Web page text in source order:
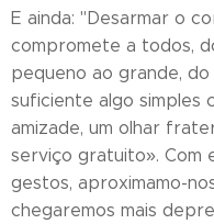
E ainda: "Desarmar o
compromete a todos,
pequeno ao grande,
suficiente algo simples
amizade, um olhar
serviço gratuito». Com
gestos, aproximamo-
chegaremos mais